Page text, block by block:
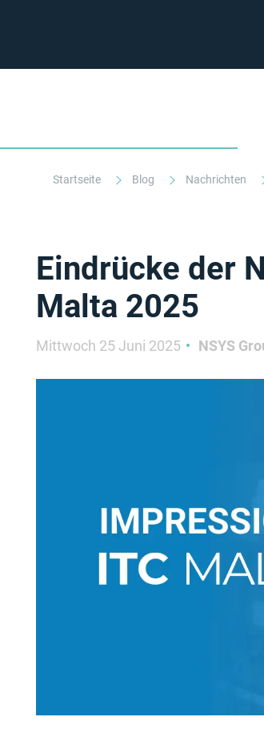
Startseite Blog Nachrichten
Eindrücke der
Malta 2025
Mittwoch 25 Juni 2025 NSYS